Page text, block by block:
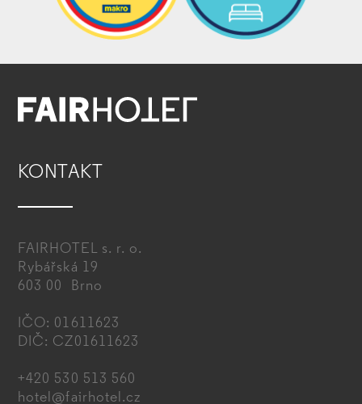
KONTAKT
FAIRHOTEL s. r. o.
Rybářská 19
603 00 Brno
IČO: 01611623
DIČ: CZ01611623
+420 530 513 560
hotel@fairhotel.cz